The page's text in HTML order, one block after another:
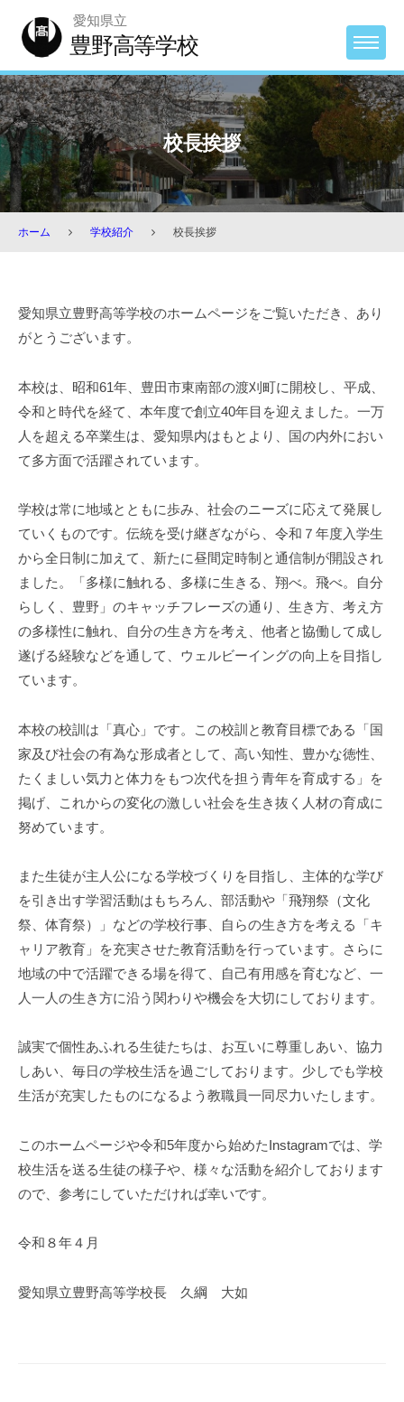
content
愛知県立
豊野高等学校 MENU
校長挨拶
ホーム 学校紹介 校長挨拶
校
長
拶
2026
年
4
8
愛知県立豊野高等学校のホームページをご覧いただき、あり
がとうございます。
本校は、昭和61年、豊田市東南部の渡刈町に開校し、平成、
令和と時代を経て、本年度で創立40年目を迎えました。一万
人を超える卒業生は、愛知県内はもとより、国の内外におい
て多方面で活躍されています。
学校は常に地域とともに歩み、社会のニーズに応えて発展し
ていくものです。伝統を受け継ぎながら、令和７年度入学生
から全日制に加えて、新たに昼間定時制と通信制が開設され
ました。「多様に触れる、多様に生きる、翔べ。飛べ。自分
らしく、豊野」のキャッチフレーズの通り、生き方、考え方
の多様性に触れ、自分の生き方を考え、他者と協働して成し
遂げる経験などを通して、ウェルビーイングの向上を目指し
ています。
本校の校訓は「真心」です。この校訓と教育目標である「国
家及び社会の有為な形成者として、高い知性、豊かな徳性、
たくましい気力と体力をもつ次代を担う青年を育成する」を
掲げ、これからの変化の激しい社会を生き抜く人材の育成に
努めています。
また生徒が主人公になる学校づくりを目指し、主体的な学び
を引き出す学習活動はもちろん、部活動や「飛翔祭（文化
祭、体育祭）」などの学校行事、自らの生き方を考える「キ
ャリア教育」を充実させた教育活動を行っています。さらに
地域の中で活躍できる場を得て、自己有用感を育むなど、一
人一人の生き方に沿う関わりや機会を大切にしております。
誠実で個性あふれる生徒たちは、お互いに尊重しあい、協力
しあい、毎日の学校生活を過ごしております。少しでも学校
生活が充実したものになるよう教職員一同尽力いたします。
このホームページや令和5年度から始めたInstagramでは、学
校生活を送る生徒の様子や、様々な活動を紹介しております
ので、参考にしていただければ幸いです。
令和８年４月
愛知県立豊野高等学校長 久綱 大如